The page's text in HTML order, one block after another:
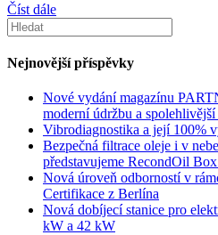
Číst dále
Nejnovější příspěvky
Nové vydání magazínu
moderní údržbu a
Vibrodiagnostika a její 100%
Bezpečná filtrace oleje i v
představujeme RecondOil
Nová úroveň odborností v
Certifikace z Berlína
Nová dobíjecí stanice pro
kW a 42 kW